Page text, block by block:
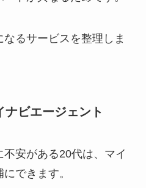
るサービスを整理しま
ビエージェント
安がある20代は、マイ
できます。